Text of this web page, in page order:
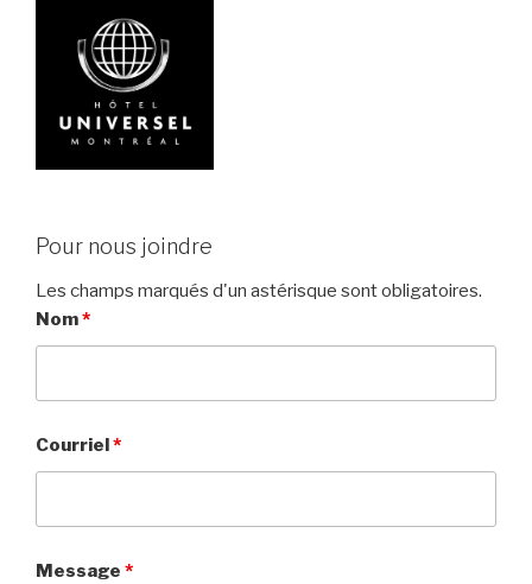
Pour nous joindre
Les champs marqués d'un astérisque sont obligatoires.
Nom*
Courriel*
Message *